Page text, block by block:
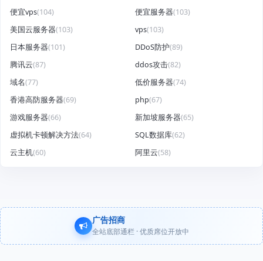
便宜vps(104) 便宜服务器(103)
美国云服务器(103) vps(103)
日本服务器(101) DDoS防护(89)
腾讯云(87) ddos攻击(82)
域名(77) 低价服务器(74)
香港高防服务器(69) php(67)
游戏服务器(66) 新加坡服务器(65)
虚拟机卡顿解决方法(64) SQL数据库(62)
云主机(60) 阿里云(58)
广告招商
全站底部通栏 · 优质席位开放中